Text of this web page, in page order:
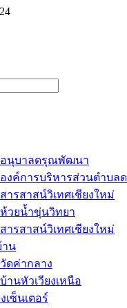
อนุบาลดรุณพัฒนา
องค์การบริหารส่วนตำบล
ารสาสน์วิเทศเชียงใหม่
ห้วยน้ำขุ่นวิทยา
ารสาสน์วิเทศเชียงใหม่
าน
ดค่ากลาง
านหัวเวียงเหนือ
เซ็นเตอร์